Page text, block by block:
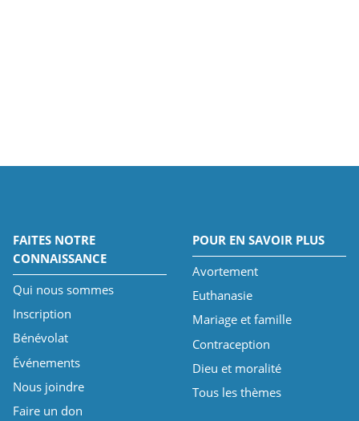
FAITES NOTRE
CONNAISSANCE
Qui nous sommes
Inscription
Bénévolat
Événements
Nous joindre
Faire un don
POUR EN SAVOIR PLUS
Avortement
Euthanasie
Mariage et famille
Contraception
Dieu et moralité
Tous les thèmes